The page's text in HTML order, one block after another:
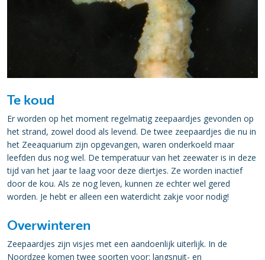
Te koud
Er worden op het moment regelmatig zeepaardjes gevonden op
het strand, zowel dood als levend. De twee zeepaardjes die nu in
het Zeeaquarium zijn opgevangen, waren onderkoeld maar
leefden dus nog wel. De temperatuur van het zeewater is in deze
tijd van het jaar te laag voor deze diertjes. Ze worden inactief
door de kou. Als ze nog leven, kunnen ze echter wel gered
worden. Je hebt er alleen een waterdicht zakje voor nodig!
Overwinteren
Zeepaardjes zijn visjes met een aandoenlijk uiterlijk. In de
Noordzee komen twee soorten voor: langsnuit- en